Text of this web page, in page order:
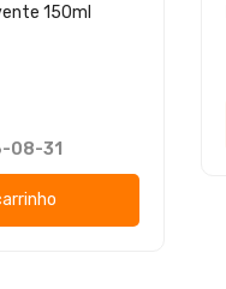
150ml
08-31